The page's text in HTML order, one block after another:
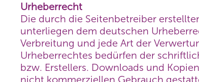
Urheberrecht
Die durch die Seitenbetreiber
unterliegen dem deutschen
Verbreitung und jede Art der
Urheberrechtes bedürfen der
bzw. Erstellers. Downloads und
nicht kommerziellen Gebrauch